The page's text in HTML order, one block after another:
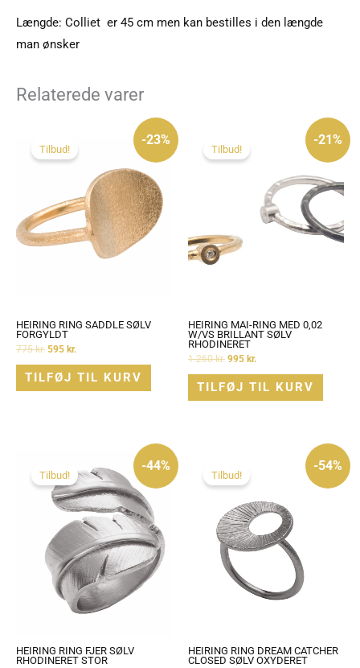
Længde: Colliet er 45 cm men kan bestilles i den længde
man ønsker
Relaterede varer
-23%
Tilbud!
HEIRING RING SADDLE SØLV
FORGYLDT
775kr.
pris
var:
775 kr..
595 kr.
er:
TILFØJ TIL KURV
-21%
Tilbud!
HEIRING MAI-RING MED 0,02
W/VS BRILLANT SØLV
RHODINERET
1.260kr.
pris
var:
1.260 kr..
995 kr.
TILFØJ TIL KURV
-44%
Tilbud!
HEIRING RING FJER SØLV
RHODINERET STOR
pris
var:
2.125 kr..
pris
er:
1.195 kr..
-54%
Tilbud!
HEIRING RING DREAM CATCHER
CLOSED SØLV OXYDERET
pris
var:
1.075 kr..